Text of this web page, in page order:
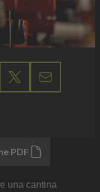
PDF
una cantina